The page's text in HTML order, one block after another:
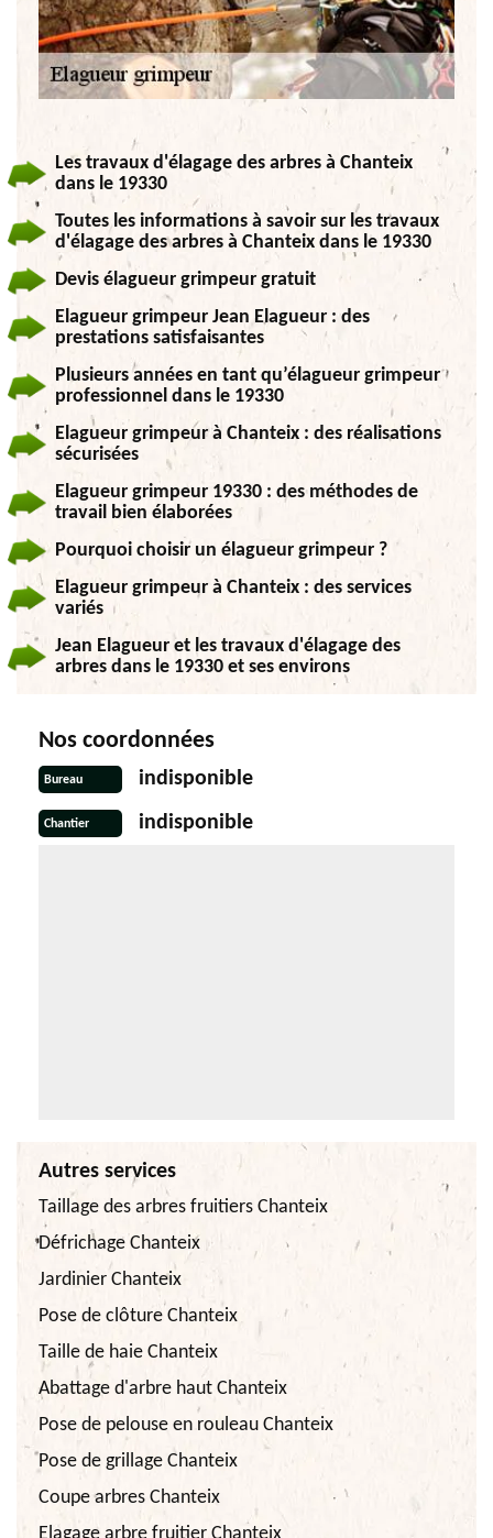
Les travaux d'élagage des arbres à Chanteix
dans le 19330
Toutes les informations à savoir sur les travaux
d'élagage des arbres à Chanteix dans le 19330
Devis élagueur grimpeur gratuit
Elagueur grimpeur Jean Elagueur : des
prestations satisfaisantes
Plusieurs années en tant qu’élagueur grimpeur
professionnel dans le 19330
Elagueur grimpeur à Chanteix : des réalisations
sécurisées
Elagueur grimpeur 19330 : des méthodes de
travail bien élaborées
Pourquoi choisir un élagueur grimpeur ?
Elagueur grimpeur à Chanteix : des services
variés
Jean Elagueur et les travaux d'élagage des
arbres dans le 19330 et ses environs
Nos coordonnées
Bureau indisponible
Chantier indisponible
Autres services
Taillage des arbres fruitiers Chanteix
Défrichage Chanteix
Jardinier Chanteix
Pose de clôture Chanteix
Taille de haie Chanteix
Abattage d'arbre haut Chanteix
Pose de pelouse en rouleau Chanteix
Pose de grillage Chanteix
Coupe arbres Chanteix